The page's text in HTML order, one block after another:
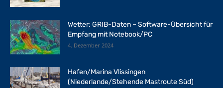
Wetter: GRIB-Daten – Software-Übersicht für
Empfang mit Notebook/PC
4. Dezember 2024
Hafen/Marina Vlissingen
(Niederlande/Stehende Mastroute Süd)